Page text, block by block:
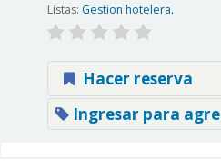
Listas: Gestion hotelera.
Hacer reserva
Ingresar para